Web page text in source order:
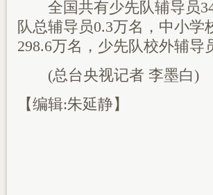
全国共有少先队辅导员
队总辅导员0.3万名，中小
298.6万名，少先队校外辅导
(总台央视记者 李墨白)
【编辑:朱延静】